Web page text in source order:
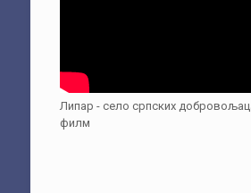
Липар - село српских
филм